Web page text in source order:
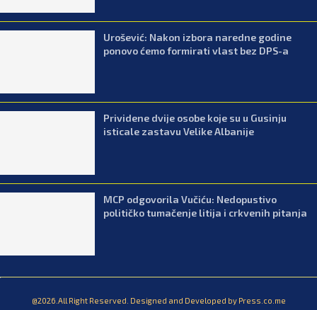
Urošević: Nakon izbora naredne godine
ponovo ćemo formirati vlast bez DPS-a
Prividene dvije osobe koje su u Gusinju
isticale zastavu Velike Albanije
MCP odgovorila Vučiću: Nedopustivo
političko tumačenje litija i crkvenih pitanja
@2026.All Right Reserved. Designed and Developed by Press.co.me